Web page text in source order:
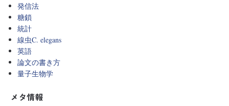
発信法
糖鎖
統計
線虫C. elegans
英語
論文の書き方
量子生物学
メタ情報